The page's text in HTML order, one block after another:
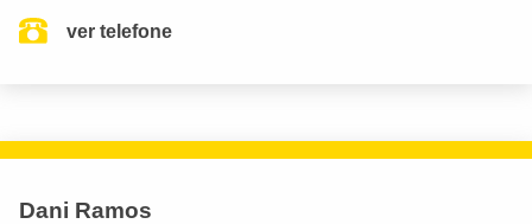
ver telefone
Dani Ramos